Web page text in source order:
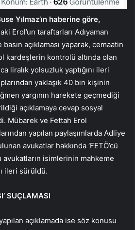
Yılmaz’ın haberine göre,
Erol’un taraftarları Adıyaman
açıklaması yaparak, cemaatin
kardeşlerin kontrolü altında olan
liralık yolsuzluk yaptığını ileri
yaklaşık 40 bin kişinin
yargının harekete geçmediği
açıklamaya cevap sosyal
Mübarek ve Fettah Erol
yapılan paylaşımlarda Adliye
avukatlar hakkında ‘FETÖ’cü
avukatların isimlerinin mahkeme
ileri sürüldü.
SUÇLAMASI
açıklamada ise söz konusu